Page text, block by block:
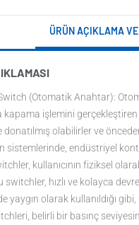
ÜRÜN AÇIKLAMA
(Otomatik Anahtar):
kapama işlemini
donatılmış olabilirler ve
sistemlerinde, endüstriyel
kullanıcının fiziksel
switchler, hızlı ve kolayca
yaygın olarak kullanıldığı
belirli bir basınç